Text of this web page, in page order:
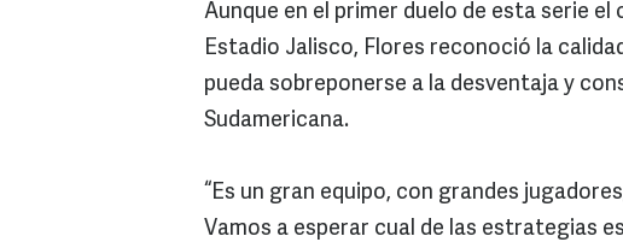
Aunque en el primer duelo de esta serie
Estadio Jalisco, Flores reconoció la
pueda sobreponerse a la desventaja y
Sudamericana.
“Es un gran equipo, con grandes
Vamos a esperar cual de las estrategias